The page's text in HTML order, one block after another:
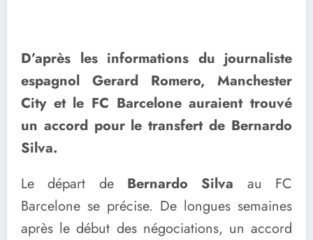
D’après les informations du journaliste
espagnol Gerard Romero, Manchester
City et le FC Barcelone auraient trouvé
un accord pour le transfert de Bernardo
Silva.
Le départ de Bernardo Silva au FC
Barcelone se précise. De longues semaines
après le début des négociations, un accord